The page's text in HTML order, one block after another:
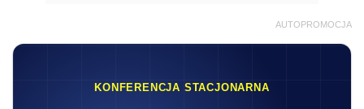
AUTOPROMOCJA
KONFERENCJA STACJONARNA